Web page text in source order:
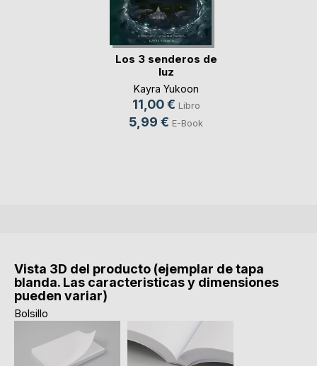
Los 3 senderos de
luz
Kayra Yukoon
11,00 € Libro
5,99 € E-Book
Vista 3D del producto (ejemplar de tapa
blanda. Las caracteristicas y dimensiones
pueden variar)
Bolsillo